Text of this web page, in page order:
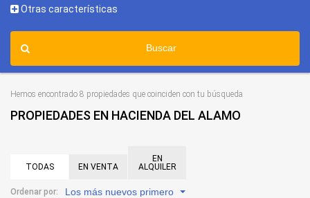
Otras características
Buscar
Hemos encontrado 8 propiedades que coinciden con tu búsqueda
PROPIEDADES EN HACIENDA DEL ALAMO
TODAS EN VENTA
EN
ALQUILER
Ordenar por: Los más nuevos primero